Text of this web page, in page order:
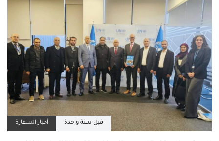
قبل سنة واحدة أخبار السفارة